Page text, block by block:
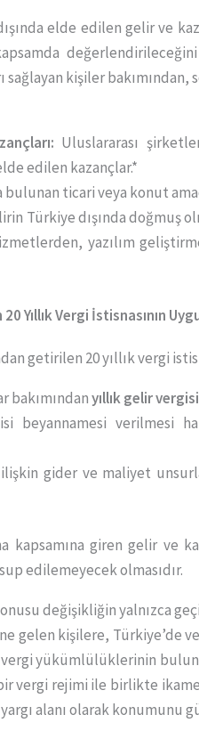
elde edilen gelir ve
kişiler bakımından,
Uluslararası
edilen kazançlar.*
bulunan ticari veya konut
Türkiye dışında doğmuş
yazılım
Yıllık Vergi İstisnasının
getirilen 20 yıllık vergi
bakımındanyıllık gelir
beyannamesi verilmesi
ilişkin gider ve maliyet
giren gelir ve
edilemeyecek olmasıdır.
değişikliğin yalnızca
gelen kişilere, Türkiye’de
yükümlülüklerinin
vergi rejimi ile birlikte
alanı olarak